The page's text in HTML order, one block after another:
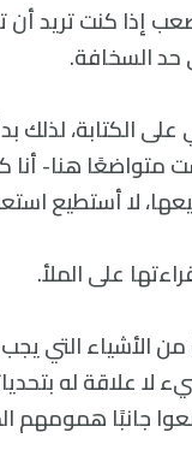
إذا كنت تريد
حد السخافة.
هنا- أنا
لا أستطيع
على الملأ.
الأشياء التي يجب
لا علاقة له
جانبًا همومهم